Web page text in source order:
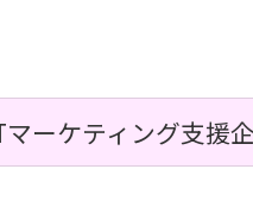
マーケティング支援